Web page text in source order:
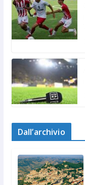
Dall’archivio